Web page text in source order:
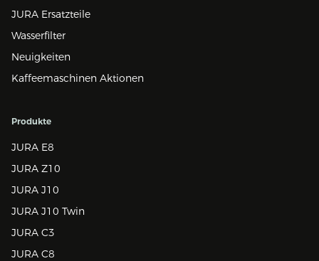
JURA Ersatzteile
Wasserfilter
Neuigkeiten
Kaffeemaschinen Aktionen
Produkte
JURA E8
JURA Z10
JURA J10
JURA J10 Twin
JURA C3
JURA C8